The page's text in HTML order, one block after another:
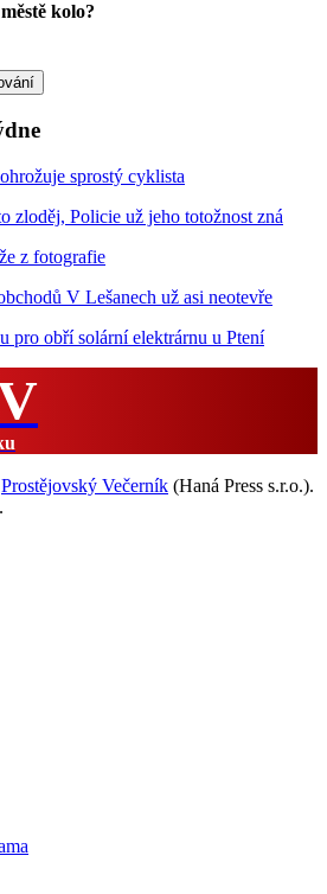
kolo?
sprostý cyklista
zloděj, Policie už jeho totožnost zná
z fotografie
V Lešanech už asi neotevře
pro obří solární elektrárnu u Ptení
Prostějovský Večerník (Haná Press s.r.o.).